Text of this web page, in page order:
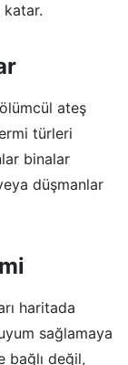
ateş
türleri
binalar
düşmanlar
haritada
sağlamaya
bağlı değil,